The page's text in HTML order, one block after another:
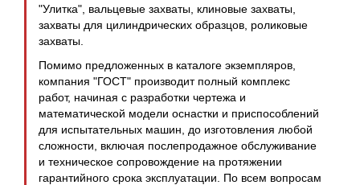
"Улитка", вальцевые захваты, клиновые захваты,
захваты для цилиндрических образцов, роликовые
захваты.
Помимо предложенных в каталоге экземпляров,
компания "ГОСТ" производит полный комплекс
работ, начиная с разработки чертежа и
математической модели оснастки и приспособлений
для испытательных машин, до изготовления любой
сложности, включая послепродажное обслуживание
и техническое сопровождение на протяжении
гарантийного срока эксплуатации. По всем вопросам